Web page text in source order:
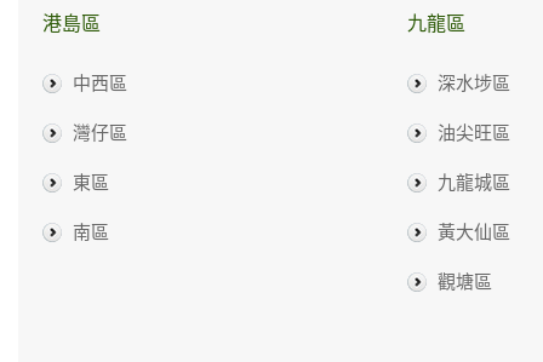
港島區
中西區
灣仔區
東區
南區
九龍區
深水埗區
油尖旺區
九龍城區
黃大仙區
觀塘區